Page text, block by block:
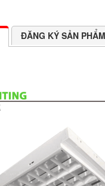
ĐĂNG KÝ SẢN PHẨM